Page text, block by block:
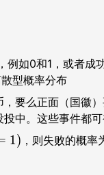
如0和1，或者成
型概率分布
要么正面（国徽
中。这些事件都
1) ，则失败的概率